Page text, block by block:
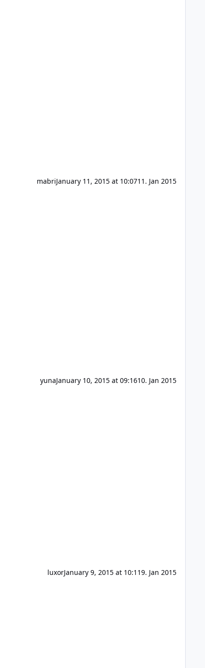
mabriJanuary 11, 2015 at 10:0711. Jan 2015
yunaJanuary 10, 2015 at 09:1610. Jan 2015
luxorJanuary 9, 2015 at 10:119. Jan 2015